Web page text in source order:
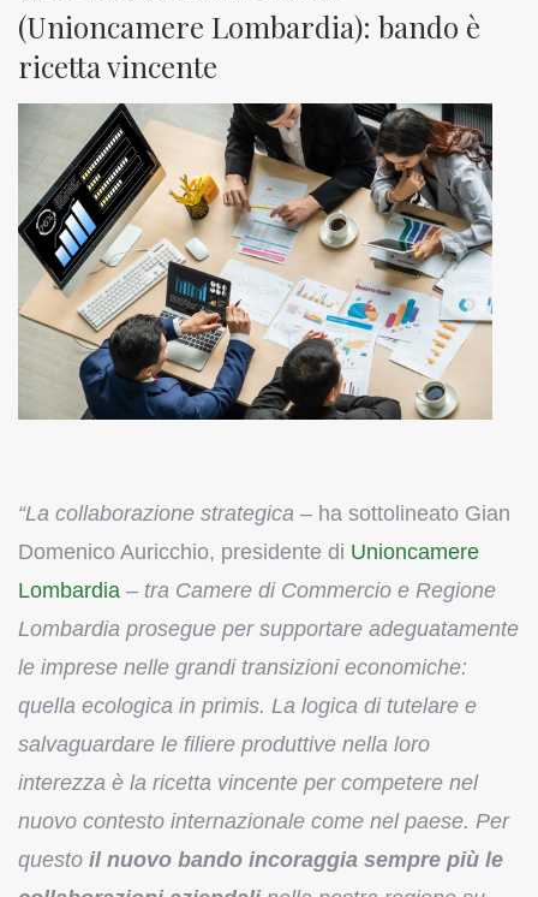
(Unioncamere Lombardia): bando è
ricetta vincente
“La collaborazione strategica – ha sottolineato Gian
Domenico Auricchio, presidente di Unioncamere
Lombardia – tra Camere di Commercio e Regione
Lombardia prosegue per supportare adeguatamente
le imprese nelle grandi transizioni economiche:
quella ecologica in primis. La logica di tutelare e
salvaguardare le filiere produttive nella loro
interezza è la ricetta vincente per competere nel
nuovo contesto internazionale come nel paese. Per
questo il nuovo bando incoraggia sempre più le